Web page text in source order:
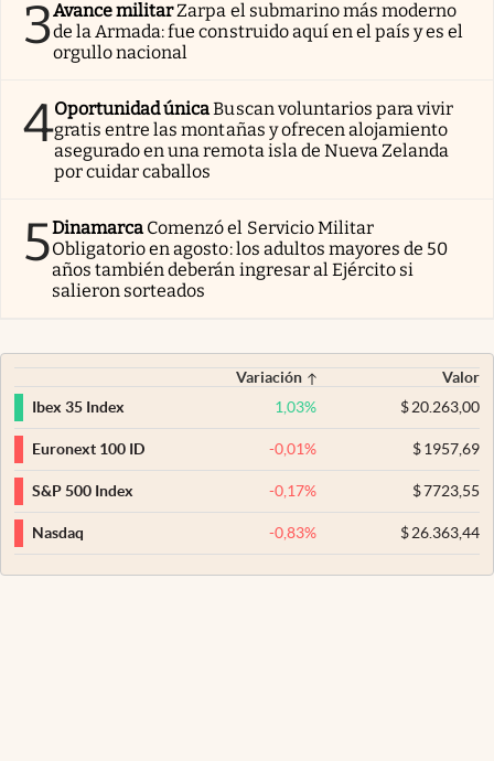
3Avance militarZarpa el submarino más moderno
de la Armada: fue construido aquí en el país y es el
orgullo nacional
4Oportunidad únicaBuscan voluntarios para vivir
gratis entre las montañas y ofrecen alojamiento
asegurado en una remota isla de Nueva Zelanda
por cuidar caballos
5Dinamarca Comenzó el Servicio Militar
Obligatorio en agosto: los adultos mayores de 50
años también deberán ingresar al Ejército si
salieron sorteados
Variación
Valor
Ibex 35 Index
1,03% $20.263,00
Euronext 100 ID -0,01% $1957,69
S&P 500 Index -0,17% $7723,55
Nasdaq -0,83% $26.363,44